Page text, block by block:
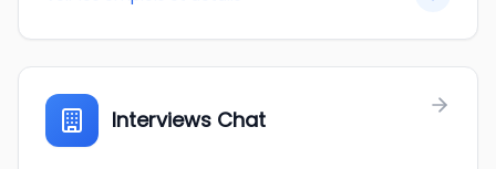
Interviews Chat